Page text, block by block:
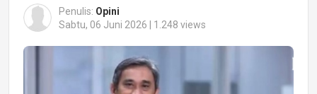
Penulis: Opini
Sabtu, 06 Juni 2026 | 1.248 views